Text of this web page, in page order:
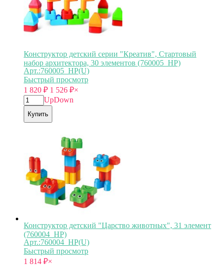
Конструктор детский серии "Креатив", Стартовый
набор архитектора, 30 элементов (760005_HP)
Арт.:760005_HP(U)
Быстрый просмотр
1 820 ₽ 1 526 ₽×
UpDown
Купить
Конструктор детский "Царство животных", 31 элемент
(760004_HP)
Арт.:760004_HP(U)
Быстрый просмотр
1 814 ₽×